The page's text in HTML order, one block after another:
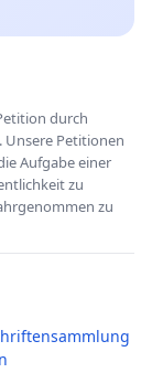
durch
Petitionen
Aufgabe einer
zu
zu